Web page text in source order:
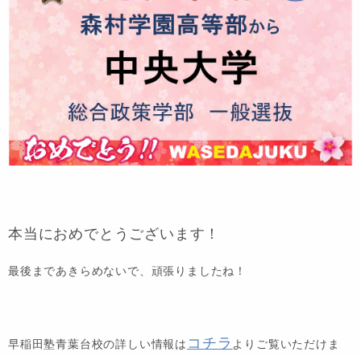
本当におめでとうございます！
最後まであきらめないで、頑張りましたね！
早稲田塾青葉台校の詳しい情報は コチラ よりご覧いただけま